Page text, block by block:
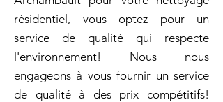
résidentiel, vous optez pour un
service de qualité qui respecte
l'environnement! Nous nous
engageons à vous fournir un service
de qualité à des prix compétitifs!